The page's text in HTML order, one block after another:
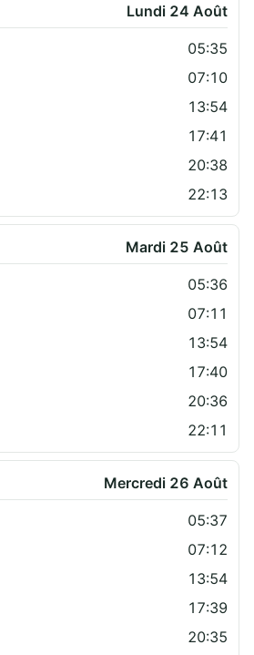
Lundi 24 Août
05:35
07:10
13:54
17:41
20:38
22:13
Mardi 25 Août
05:36
07:11
13:54
17:40
20:36
22:11
Mercredi 26 Août
05:37
07:12
13:54
17:39
20:35